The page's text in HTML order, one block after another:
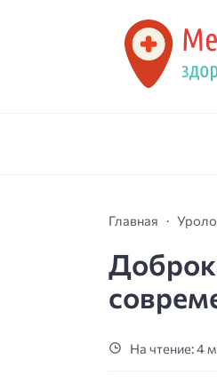
Главная
На чтение: 4